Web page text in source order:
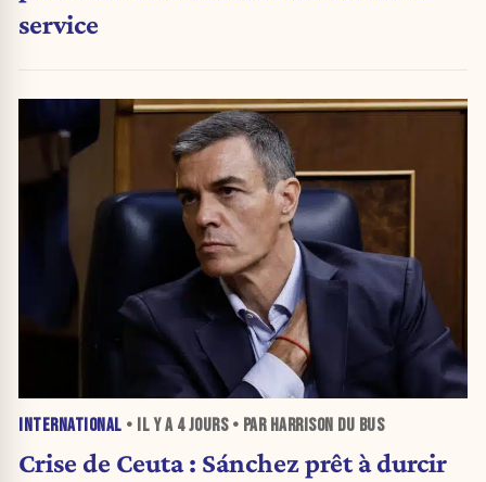
service
INTERNATIONAL • IL Y A 4 JOURS• PAR HARRISON DU BUS
Crise de Ceuta : Sánchez prêt à durcir